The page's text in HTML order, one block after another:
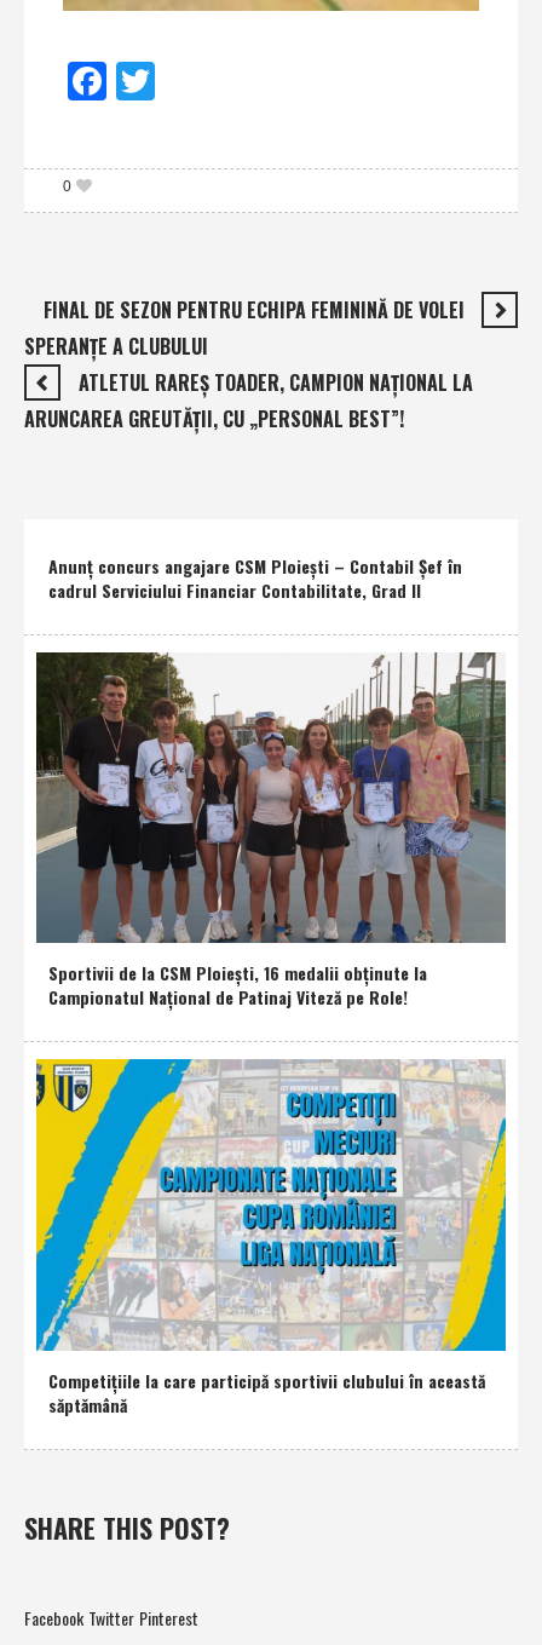
Facebook
0
FINAL DE SEZON PENTRU ECHIPA FEMININĂ DE VOLEI
SPERANŢE A CLUBULUI
ATLETUL RAREŞ TOADER, CAMPION NAŢIONAL LA
ARUNCAREA GREUTĂŢII, CU „PERSONAL BEST”!
Anunţ concurs angajare CSM Ploieşti – Contabil Şef în
cadrul Serviciului Financiar Contabilitate, Grad II
Sportivii de la CSM Ploieşti, 16 medalii obţinute la
Campionatul Naţional de Patinaj Viteză pe Role!
Competiţiile la care participă sportivii clubului în această
săptămână
SHARE THIS POST?
Facebook Twitter Pinterest